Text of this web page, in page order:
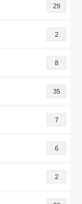
29
2
8
35
7
6
2